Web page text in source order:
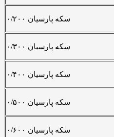
سکه پارسیان ۰/۲۰۰
سکه پارسیان ۰/۳۰۰
سکه پارسیان ۰/۴۰۰
سکه پارسیان ۰/۵۰۰
سکه پارسیان ۰/۶۰۰